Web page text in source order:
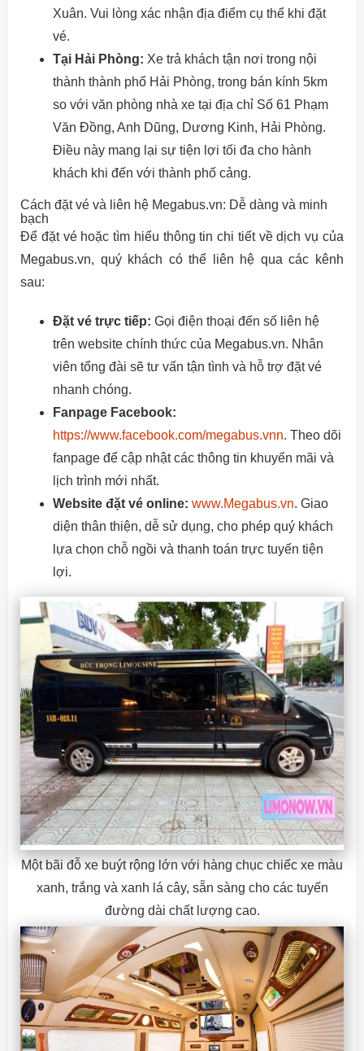
Xuân. Vui lòng xác nhận địa điểm cụ thể khi đặt
vé.
Tại Hải Phòng: Xe trả khách tận nơi trong nội
thành thành phố Hải Phòng, trong bán kính 5km
so với văn phòng nhà xe tại địa chỉ Số 61 Phạm
Văn Đồng, Anh Dũng, Dương Kinh, Hải Phòng.
Điều này mang lại sự tiện lợi tối đa cho hành
khách khi đến với thành phố cảng.
Cách đặt vé và liên hệ Megabus.vn: Dễ dàng và minh
bạch
Để đặt vé hoặc tìm hiểu thông tin chi tiết về dịch vụ của
Megabus.vn, quý khách có thể liên hệ qua các kênh
sau:
Đặt vé trực tiếp: Gọi điện thoại đến số liên hệ
trên website chính thức của Megabus.vn. Nhân
viên tổng đài sẽ tư vấn tận tình và hỗ trợ đặt vé
nhanh chóng.
Fanpage Facebook:
https://www.facebook.com/megabus.vnn. Theo dõi
fanpage để cập nhật các thông tin khuyến mãi và
lịch trình mới nhất.
Website đặt vé online: www.Megabus.vn. Giao
diện thân thiện, dễ sử dụng, cho phép quý khách
lựa chọn chỗ ngồi và thanh toán trực tuyến tiện
lợi.
Một bãi đỗ xe buýt rộng lớn với hàng chục chiếc xe màu
xanh, trắng và xanh lá cây, sẵn sàng cho các tuyến
đường dài chất lượng cao.